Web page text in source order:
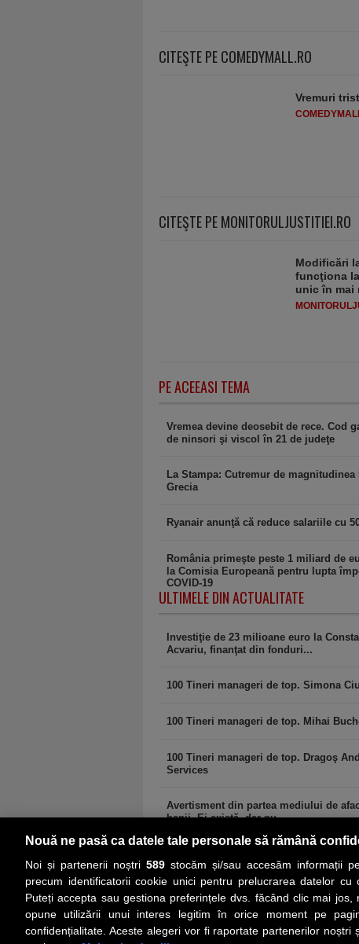
CITEŞTE PE COMEDYMALL.RO
Vremuri
CITEŞTE PE MONITORULJUSTITIEI.RO
Modificări
funcţiona
unic în mai
PE ACEEASI TEMA
Vremea devine deosebit de rece. Cod
de ninsori şi viscol în 21 de judeţe
La Stampa: Cutremur de magnitudinea
Grecia
Ryanair anunţă că reduce salariile cu
România primeşte peste 1 miliard de
la Comisia Europeană pentru lupta
COVID-19
ULTIMELE DIN ACTUALITATE
Investiţie de 23 milioane euro la
Acvariu, finanţat din fonduri...
100 Tineri manageri de top. Simona
100 Tineri manageri de top. Mihai
100 Tineri manageri de top. Dragoş
Services
Avertisment din partea mediului de
banii. Ei există, dar nu...
PRIMA PAGINĂ
Nouă ne pasă ca datele tale personale să rămână
Noi și partenerii noștri 589stocăm și/sau accesăm informații pe
precum identificatorii cookie unici pentru prelucrarea datelor cu
Puteți accepta sau gestiona preferințele dvs. făcând clic mai jos,
opune utilizării unui interes legitim în orice moment pe
confidențialitate. Aceste alegeri vor fi raportate partenerilor noștri